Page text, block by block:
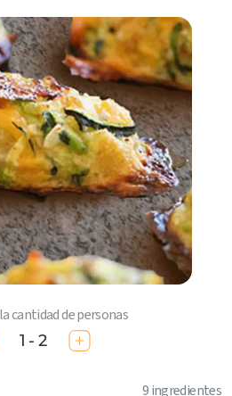
cantidad de personas
1 - 2
9 ingredientes